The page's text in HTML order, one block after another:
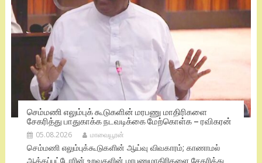
செம்மணி எலும்புக் கூடுகளின் மரபணு மாதிரிகளை
சேகரித்து பாதுகாக்க நடவடிக்கை மேற்கொள்க – ரவிகரன்
05.08.2026 மாவையூரன்
செம்மணி எலும்புக்கூடுகளின் ஆய்வு விவகாரம்; காணாமல்
ஆக்கப்பட்டோரின் உறவுகளின் மரபணுமாதிரிகளை சேகரித்து